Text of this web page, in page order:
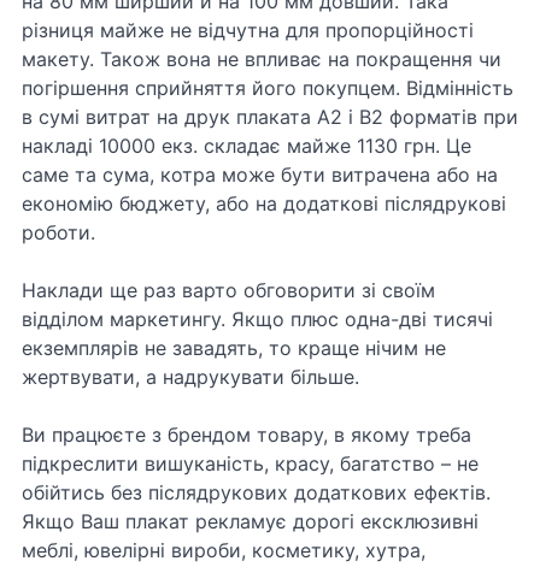
різниця майже не відчутна для пропорційності
макету. Також вона не впливає на покращення чи
погіршення сприйняття його покупцем. Відмінність
в сумі витрат на друк плаката А2 і В2 форматів при
накладі 10000 екз. складає майже 1130 грн. Це
саме та сума, котра може бути витрачена або на
економію бюджету, або на додаткові післядрукові
роботи.
Наклади ще раз варто обговорити зі своїм
відділом маркетингу. Якщо плюс одна-дві тисячі
екземплярів не завадять, то краще нічим не
жертвувати, а надрукувати більше.
Ви працюєте з брендом товару, в якому треба
підкреслити вишуканість, красу, багатство – не
обійтись без післядрукових додаткових ефектів.
Якщо Ваш плакат рекламує дорогі ексклюзивні
меблі, ювелірні вироби, косметику, хутра,